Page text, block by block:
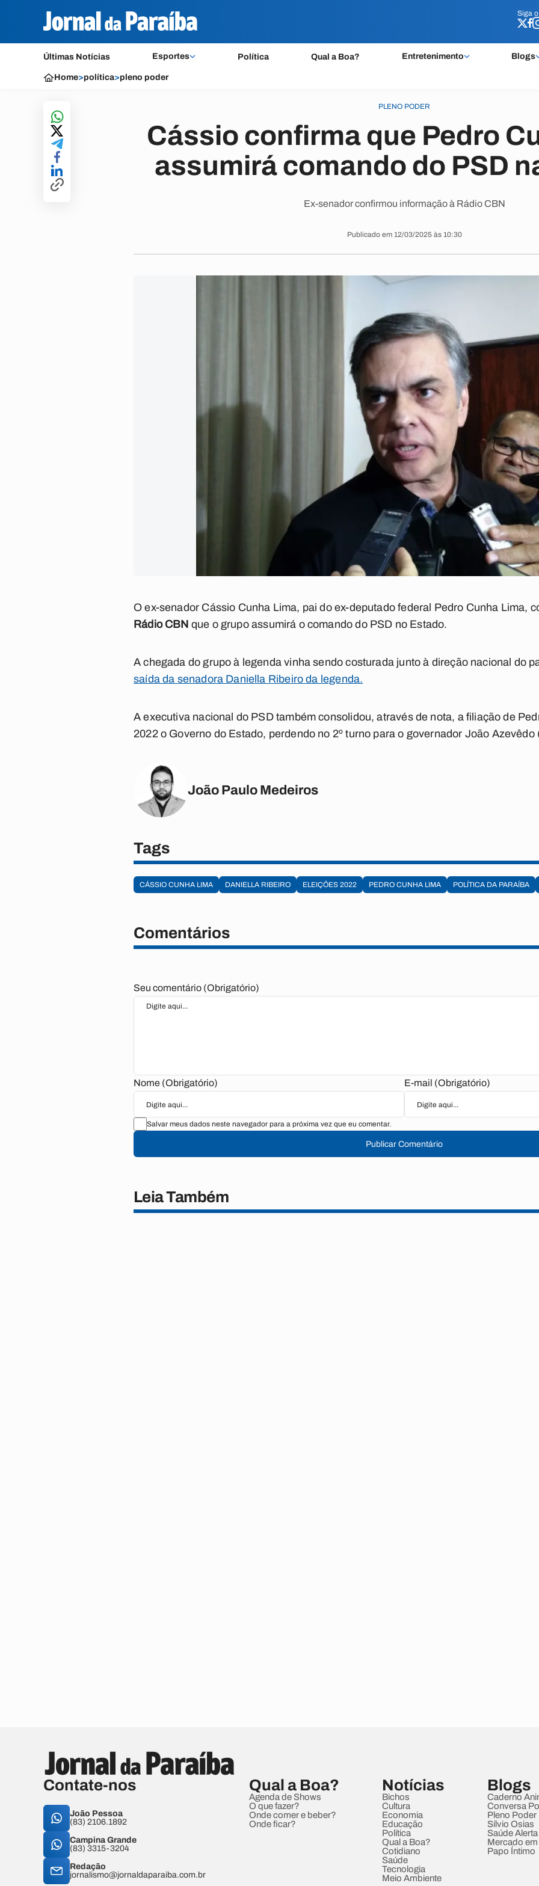
Siga
Últimas Notícias Esportes Política Qual a Boa? Entretenimento Blogs
Siga
Home>política>pleno poder
PLENO PODER
Cássio confirma que Pedro
assumirá comando do PSD
Ex-senador confirmou informação à Rádio CBN
Publicado em 12/03/2025 às 10:30
O ex-senador Cássio Cunha Lima, pai do ex-deputado federal Pedro Cunha Lima,
Rádio CBN que o grupo assumirá o comando do PSD no Estado.
A chegada do grupo à legenda vinha sendo costurada junto à direção nacional do
saída da senadora Daniella Ribeiro da legenda.
A executiva nacional do PSD também consolidou, através de nota, a filiação de
2022 o Governo do Estado, perdendo no 2º turno para o governador João Azevêdo
João Paulo Medeiros
Tags
CÁSSIO CUNHA LIMA DANIELLA RIBEIRO ELEIÇÕES 2022 PEDRO CUNHA LIMA POLÍTICA DA PARAÍBA
Comentários
Seu comentário (Obrigatório)
Nome (Obrigatório) E-mail (Obrigatório)
Salvar meus dados neste navegador para a próxima vez que eu comentar.
Publicar Comentário
Leia Também
Contate-nos
João Pessoa
(83) 2106.1892
Campina Grande
(83) 3315-3204
Redação
jornalismo@jornaldaparaiba.com.br
Qual a Boa?
Agenda de Shows
O que fazer?
Onde comer e beber?
Onde ficar?
Notícias
Bichos
Cultura
Economia
Educação
Política
Qual a Boa?
Cotidiano
Saúde
Tecnologia
Meio Ambiente
Blogs
Caderno
Conversa
Pleno Poder
Sílvio Osias
Saúde Alerta
Mercado
Papo Íntimo